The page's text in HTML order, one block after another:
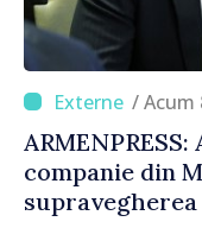
/
companie din